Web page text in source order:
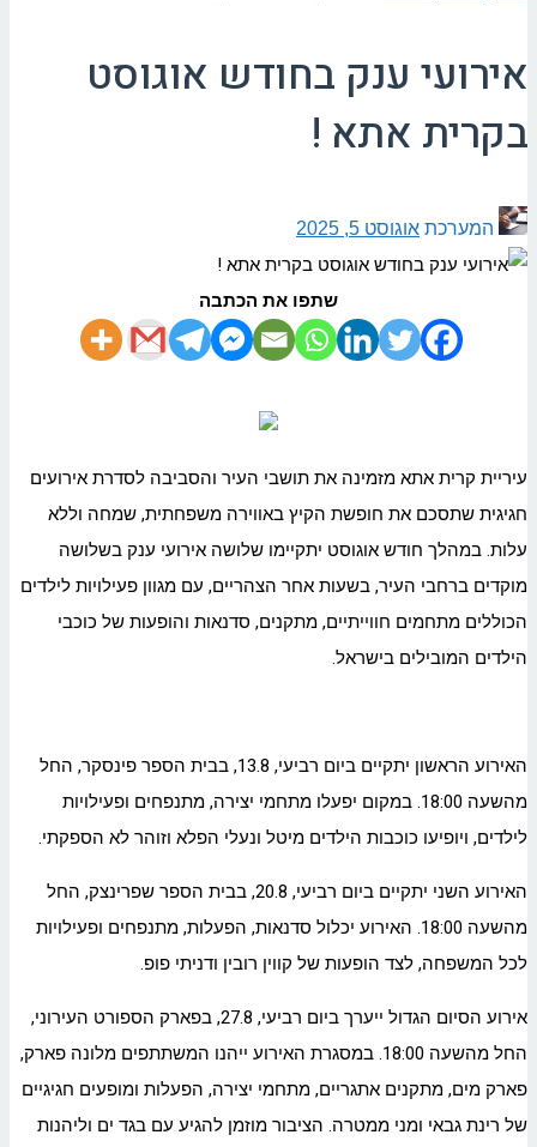
אירועי ענק בחודש אוגוסט
בקרית אתא !
המערכת אוגוסט 5, 2025
שתפו את הכתבה
עיריית קרית אתא מזמינה את תושבי העיר והסביבה לסדרת אירועים
חגיגית שתסכם את חופשת הקיץ באווירה משפחתית, שמחה וללא
עלות. במהלך חודש אוגוסט יתקיימו שלושה אירועי ענק בשלושה
מוקדים ברחבי העיר, בשעות אחר הצהריים, עם מגוון פעילויות לילדים
הכוללים מתחמים חווייתיים, מתקנים, סדנאות והופעות של כוכבי
הילדים המובילים בישראל.
האירוע הראשון יתקיים ביום רביעי, 13.8, בבית הספר פינסקר, החל
מהשעה 18:00. במקום יפעלו מתחמי יצירה, מתנפחים ופעילויות
לילדים, ויופיעו כוכבות הילדים מיטל ונעלי הפלא וזוהר לא הספקתי.
האירוע השני יתקיים ביום רביעי, 20.8, בבית הספר שפרינצק, החל
מהשעה 18:00. האירוע יכלול סדנאות, הפעלות, מתנפחים ופעילויות
לכל המשפחה, לצד הופעות של קווין רובין ודניתי פופ.
אירוע הסיום הגדול ייערך ביום רביעי, 27.8, בפארק הספורט העירוני,
החל מהשעה 18:00. במסגרת האירוע ייהנו המשתתפים מלונה פארק,
פארק מים, מתקנים אתגריים, מתחמי יצירה, הפעלות ומופעים חגיגיים
של רינת גבאי ומני ממטרה. הציבור מוזמן להגיע עם בגד ים וליהנות